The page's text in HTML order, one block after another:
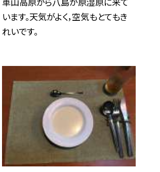
います。天気がよく，空気もとてもき
れいです。